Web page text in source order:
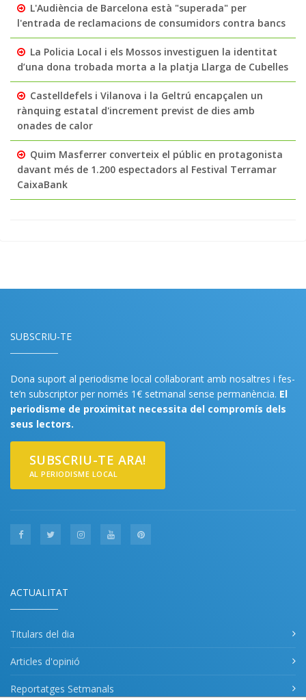
L'Audiència de Barcelona està "superada" per
l'entrada de reclamacions de consumidors contra bancs
La Policia Local i els Mossos investiguen la identitat
d’una dona trobada morta a la platja Llarga de Cubelles
Castelldefels i Vilanova i la Geltrú encapçalen un
rànquing estatal d'increment previst de dies amb
onades de calor
Quim Masferrer converteix el públic en protagonista
davant més de 1.200 espectadors al Festival Terramar
CaixaBank
SUBSCRIU-TE
Dona suport al periodisme local col·laborant amb nosaltres i fes-
te’n subscriptor per només 1€ setmanal sense permanència. El
periodisme de proximitat necessita del compromís dels
seus lectors.
SUBSCRIU-TE ARA!
AL PERIODISME LOCAL
ACTUALITAT
Titulars del dia
Articles d'opinió
Reportatges Setmanals